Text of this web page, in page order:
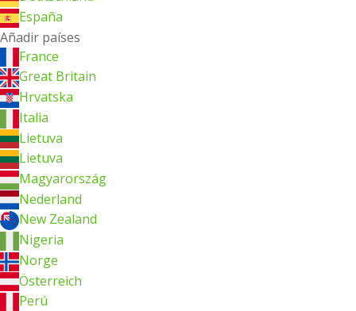
España
Añadir países
France
Great Britain
Hrvatska
Italia
Lietuva
Lietuva
Magyarország
Nederland
New Zealand
Nigeria
Norge
Österreich
Perú